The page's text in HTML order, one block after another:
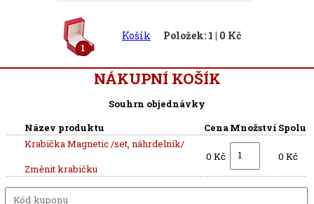
1
Košík Položek: 1 | 0 Kč
NÁKUPNÍ KOŠÍK
Souhrn objednávky
Název produktu
CenaMnožství Spolu
Krabička Magnetic /set, náhrdelník/
Změnit krabičku
0 Kč 0 Kč